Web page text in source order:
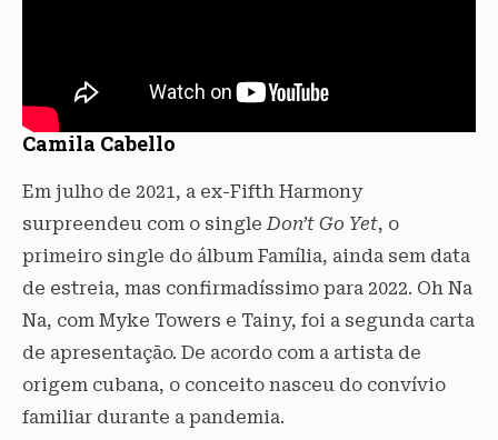
Camila Cabello
Em julho de 2021, a ex-Fifth Harmony
surpreendeu com o single Don’t Go Yet, o
primeiro single do álbum Família, ainda sem data
de estreia, mas confirmadíssimo para 2022. Oh Na
Na, com Myke Towers e Tainy, foi a segunda carta
de apresentação. De acordo com a artista de
origem cubana, o conceito nasceu do convívio
familiar durante a pandemia.